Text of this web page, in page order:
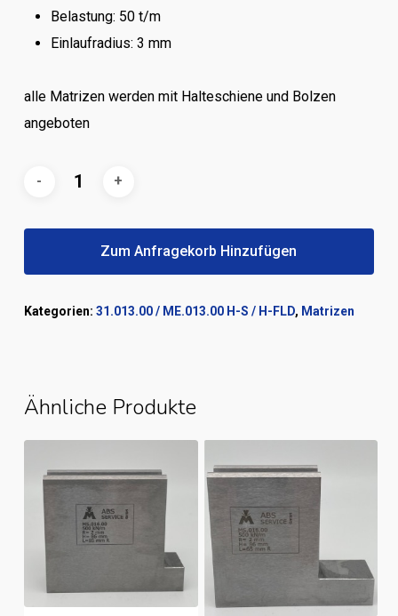
Belastung: 50 t/m
Einlaufradius: 3 mm
alle Matrizen werden mit Halteschiene und Bolzen
angeboten
Zum Anfragekorb Hinzufügen
Kategorien: 31.013.00 / ME.013.00 H-S / H-FLD, Matrizen
Ähnliche Produkte